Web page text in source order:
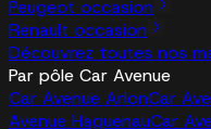
Peugeot occasion
Renault occasion
Découvrez toutes nos
Par pôle Car Avenue
Car Avenue ArlonCar
Avenue HaguenauCar